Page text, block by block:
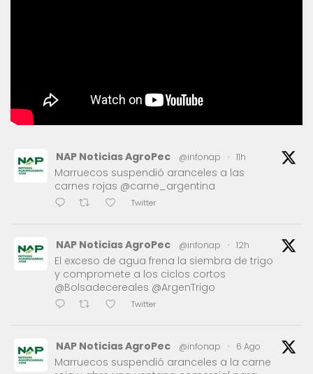
NAP Noticias AgroPec @infonap · 11h
Marruecos suspendió aranceles a las
carnes rojas @carne_argentina
Twitter
NAP Noticias AgroPec @infonap · 12h
El exceso de agua frena la siembra de trigo
y compromete a los ciclos cortos
@Bolsadecereales @ArgenTrigo
Twitter
NAP Noticias AgroPec @infonap · 6 Ago
Marruecos suspendió aranceles a la carne